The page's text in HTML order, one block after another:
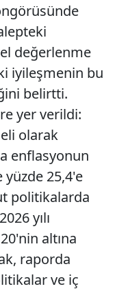
değerlenme
iyileşmenin bu
belirtti.
yer verildi:
olarak
enflasyonun
yüzde 25,4'e
politikalarda
yılı
altına
raporda
ve iç